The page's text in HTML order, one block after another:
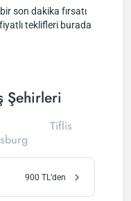
son dakika fırsatı
teklifleri burada
Şehirleri
Tiflis
900 TL’den